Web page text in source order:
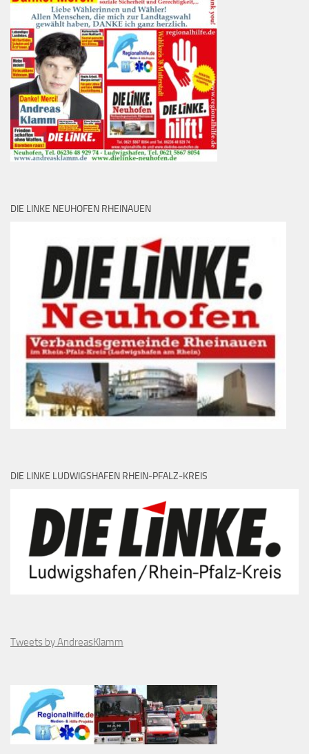
DIE LINKE NEUHOFEN RHEINAUEN
DIE LINKE LUDWIGSHAFEN RHEIN-PFALZ-KREIS
Tweets by AndreasKlamm